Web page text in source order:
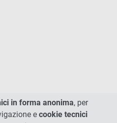
in forma anonima, per
e cookie tecnici